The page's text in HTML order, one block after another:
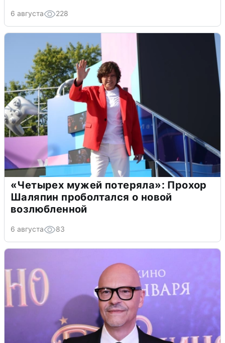
6 августа 228
«Четырех мужей потеряла»: Прохор
Шаляпин проболтался о новой
возлюбленной
6 августа 83